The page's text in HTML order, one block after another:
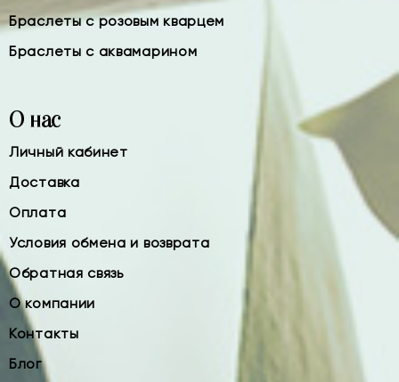
Браслеты с розовым кварцем
Браслеты с аквамарином
О нас
Личный кабинет
Доставка
Оплата
Условия обмена и возврата
Обратная связь
О компании
Контакты
Блог